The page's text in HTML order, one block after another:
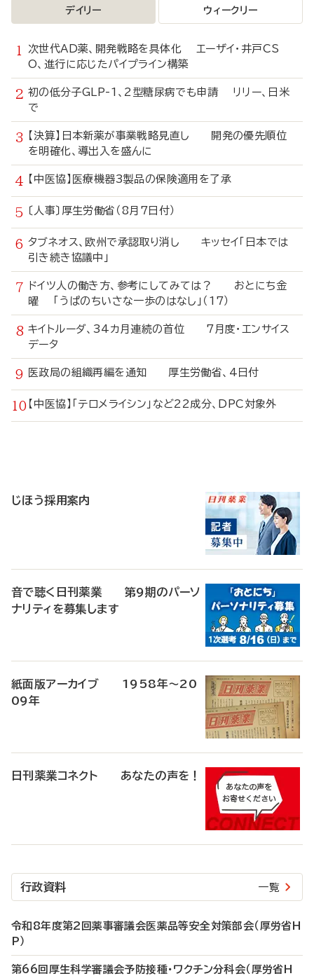
デイリー ウィークリー
次世代AD薬、開発戦略を具体化 エーザイ・井戸CS
O、進行に応じたパイプライン構築
初の低分子GLP-1、2型糖尿病でも申請 リリー、日米
で
【決算】日本新薬が事業戦略見直し 開発の優先順位
を明確化、導出入を盛んに
【中医協】医療機器3製品の保険適用を了承
〔人事〕厚生労働省（8月7日付）
タブネオス、欧州で承認取り消し キッセイ「日本では
引き続き協議中」
ドイツ人の働き方、参考にしてみては？ おとにち金
曜 「うぱのちいさな一歩のはなし」（17）
キイトルーダ、34カ月連続の首位 7月度・エンサイス
データ
医政局の組織再編を通知 厚生労働省、4日付
【中医協】「テロメライシン」など22成分、DPC対象外
じほう採用案内
音で聴く日刊薬業 第9期のパーソ
ナリティを募集します
紙面版アーカイブ 1958年～20
09年
日刊薬業コネクト あなたの声を！
行政資料 一覧
令和8年度第2回薬事審議会医薬品等安全対策部会（厚労省H
P）
第66回厚生科学審議会予防接種・ワクチン分科会（厚労省H